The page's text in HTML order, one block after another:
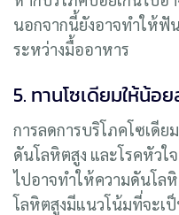
นอกจากนี้ยังอาจทำให้ฟั
ระหว่างมื้ออาหาร
5. ทานโซเดียมให้น้อ
การลดการบริโภคโซเดีย
ดันโลหิตสูง และโรคหัวใ
ไปอาจทำให้ความดันโล
โลหิตสูงมีแนวโน้มที่จะเ